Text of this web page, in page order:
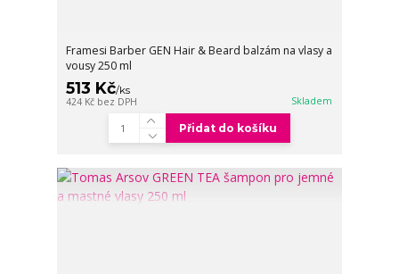
Framesi Barber GEN Hair & Beard balzám na vlasy a
vousy 250 ml
513 Kč/ks
424 Kč bez DPH Skladem
Přidat do košíku